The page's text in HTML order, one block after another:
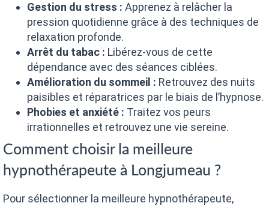
Gestion du stress : Apprenez à relâcher la
pression quotidienne grâce à des techniques de
relaxation profonde.
Arrêt du tabac : Libérez-vous de cette
dépendance avec des séances ciblées.
Amélioration du sommeil : Retrouvez des nuits
paisibles et réparatrices par le biais de l’hypnose.
Phobies et anxiété : Traitez vos peurs
irrationnelles et retrouvez une vie sereine.
Comment choisir la meilleure
hypnothérapeute à Longjumeau ?
Pour sélectionner la meilleure hypnothérapeute,